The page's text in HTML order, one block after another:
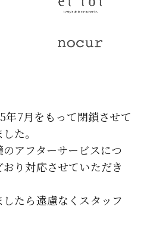
年7月をもって閉鎖させて
た。
アフターサービスにつ
り対応させていただき
たら遠慮なくスタッフ